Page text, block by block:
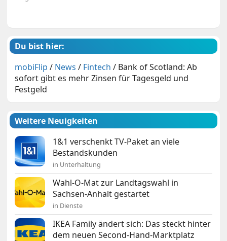
Du bist hier:
mobiFlip / News / Fintech / Bank of Scotland: Ab
sofort gibt es mehr Zinsen für Tagesgeld und
Festgeld
Weitere Neuigkeiten
1&1 verschenkt TV-Paket an viele
Bestandskunden
in Unterhaltung
Wahl-O-Mat zur Landtagswahl in
Sachsen-Anhalt gestartet
in Dienste
IKEA Family ändert sich: Das steckt hinter
dem neuen Second-Hand-Marktplatz